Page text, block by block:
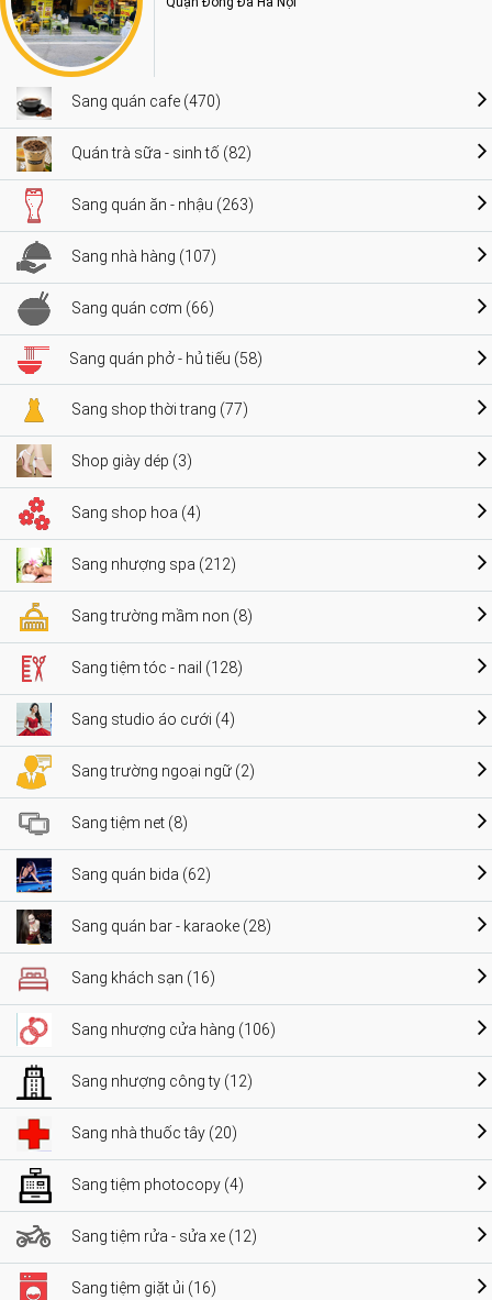
Sang quán cafe (470)
Quán trà sữa - sinh tố (82)
Sang quán ăn - nhậu (263)
Sang nhà hàng (107)
Sang quán cơm (66)
Sang quán phở - hủ tiếu (58)
Sang shop thời trang (77)
Shop giày dép (3)
Sang shop hoa (4)
Sang nhượng spa (212)
Sang trường mầm non (8)
Sang tiệm tóc - nail (128)
Sang studio áo cưới (4)
Sang trường ngoại ngữ (2)
Sang tiệm net (8)
Sang quán bida (62)
Sang quán bar - karaoke (28)
Sang khách sạn (16)
Sang nhượng cửa hàng (106)
Sang nhượng công ty (12)
Sang nhà thuốc tây (20)
Sang tiệm photocopy (4)
Sang tiệm rửa - sửa xe (12)
Sang tiệm giặt ủi (16)